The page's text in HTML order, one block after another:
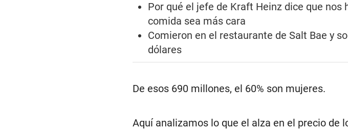
Por qué el jefe de Kraft Heinz dice que nos
comida sea más cara
Comieron en el restaurante de Salt Bae y
dólares
De esos 690 millones, el 60% son mujeres.
Aquí analizamos lo que el alza en el precio de